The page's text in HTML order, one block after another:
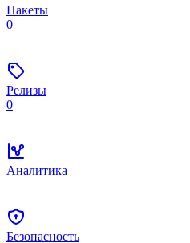
Пакеты
0
Релизы
0
Аналитика
Безопасность